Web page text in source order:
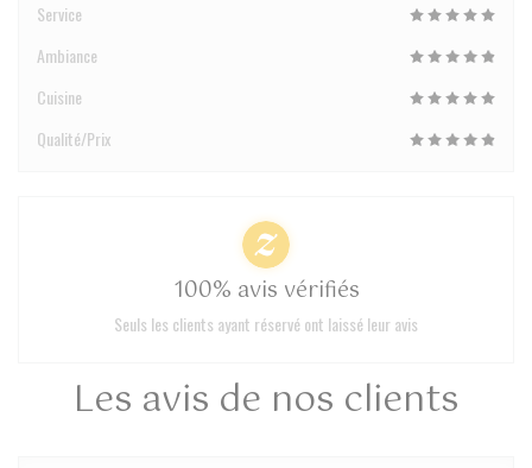
Les avis de nos clients
Service
Ambiance
Cuisine
Qualité/Prix
100% avis vérifiés
Seuls les clients ayant réservé ont laissé leur avis